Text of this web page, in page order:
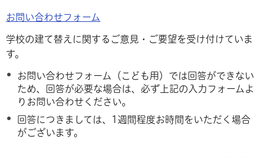
お問い合わせフォーム
学校の建て替えに関するご意見・ご要望を受け付けていま
す。
お問い合わせフォーム（こども用）では回答ができない
ため、回答が必要な場合は、必ず上記の入力フォームよ
りお問い合わせください。
回答につきましては、1週間程度お時間をいただく場合
がございます。